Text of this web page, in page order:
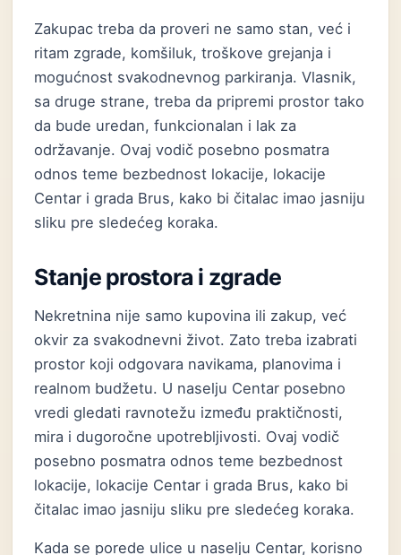
Zakupac treba da proveri ne samo stan, već i
ritam zgrade, komšiluk, troškove grejanja i
mogućnost svakodnevnog parkiranja. Vlasnik,
sa druge strane, treba da pripremi prostor tako
da bude uredan, funkcionalan i lak za
održavanje. Ovaj vodič posebno posmatra
odnos teme bezbednost lokacije, lokacije
Centar i grada Brus, kako bi čitalac imao jasniju
sliku pre sledećeg koraka.
Stanje prostora i zgrade
Nekretnina nije samo kupovina ili zakup, već
okvir za svakodnevni život. Zato treba izabrati
prostor koji odgovara navikama, planovima i
realnom budžetu. U naselju Centar posebno
vredi gledati ravnotežu između praktičnosti,
mira i dugoročne upotrebljivosti. Ovaj vodič
posebno posmatra odnos teme bezbednost
lokacije, lokacije Centar i grada Brus, kako bi
čitalac imao jasniju sliku pre sledećeg koraka.
Kada se porede ulice u naselju Centar, korisno